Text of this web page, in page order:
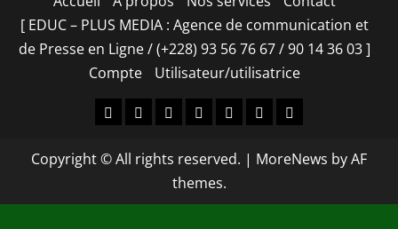
[ EDUC – PLUS MEDIA : Agence de communication et
de Presse en Ligne / (+228) 93 56 76 67 / 90 14 36 03 ]
Compte
Utilisateur/utilisatrice
Accueil
À
Nos
Contact
[
–
PLUS
CompteUtilisateur/
Copyright © All rights reserved. | MoreNews by AF
themes.